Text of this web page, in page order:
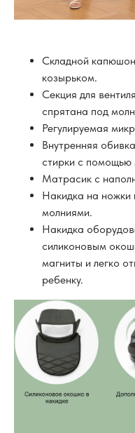
Складной
козырьком.
Секция для
спрятана под
Регулируемая
Внутренняя
стирки с помощью
Матрасик с
Накидка на ножки
молниями.
Накидка
силиконовым
магниты и легко
ребенку.